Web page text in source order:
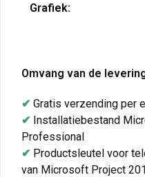
Grafiek:
Omvang van de
✔ Gratis verzending per
✔ Installatiebestand
Professional
✔ Productsleutel voor
van Microsoft Project